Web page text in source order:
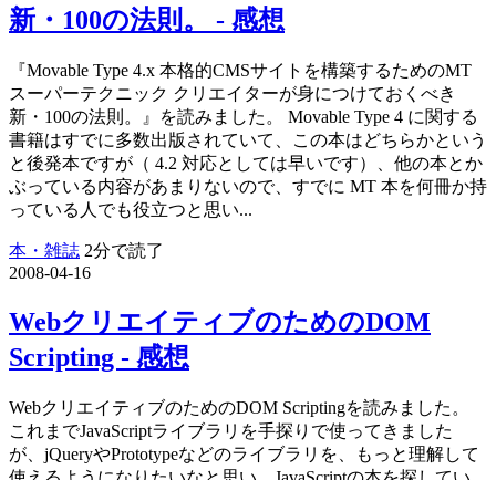
新・100の法則。 - 感想
『Movable Type 4.x 本格的CMSサイトを構築するためのMT
スーパーテクニック クリエイターが身につけておくべき
新・100の法則。』を読みました。 Movable Type 4 に関する
書籍はすでに多数出版されていて、この本はどちらかという
と後発本ですが（ 4.2 対応としては早いです）、他の本とか
ぶっている内容があまりないので、すでに MT 本を何冊か持
っている人でも役立つと思い...
本・雑誌 2分で読了
2008-04-16
WebクリエイティブのためのDOM
Scripting - 感想
WebクリエイティブのためのDOM Scriptingを読みました。
これまでJavaScriptライブラリを手探りで使ってきました
が、jQueryやPrototypeなどのライブラリを、もっと理解して